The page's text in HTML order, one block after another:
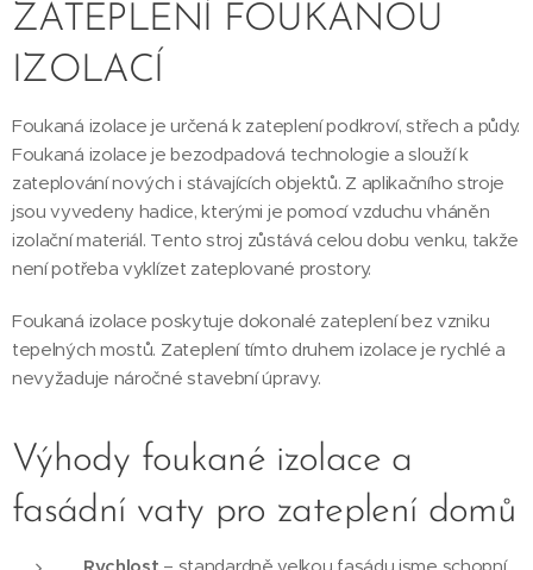
ZATEPLENÍ FOUKANOU
IZOLACÍ
Foukaná izolace je určená k zateplení podkroví, střech a půdy.
Foukaná izolace je bezodpadová technologie a slouží k
zateplování nových i stávajících objektů. Z aplikačního stroje
jsou vyvedeny hadice, kterými je pomocí vzduchu vháněn
izolační materiál. Tento stroj zůstává celou dobu venku, takže
není potřeba vyklízet zateplované prostory.
Foukaná izolace poskytuje dokonalé zateplení bez vzniku
tepelných mostů. Zateplení tímto druhem izolace je rychlé a
nevyžaduje náročné stavební úpravy.
Výhody foukané izolace a
fasádní vaty pro zateplení domů